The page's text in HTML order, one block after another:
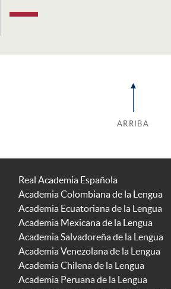
ARRIBA
Real Academia Española
Academia Colombiana de la Lengua
Academia Ecuatoriana de la Lengua
Academia Mexicana de la Lengua
Academia Salvadoreña de la Lengua
Academia Venezolana de la Lengua
Academia Chilena de la Lengua
Academia Peruana de la Lengua